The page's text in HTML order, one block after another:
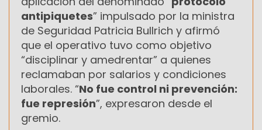
antipiquetes” impulsado por la ministra
de Seguridad Patricia Bullrich y afirmó
que el operativo tuvo como objetivo
“disciplinar y amedrentar” a quienes
reclamaban por salarios y condiciones
laborales. “No fue control ni prevención:
fue represión”, expresaron desde el
gremio.